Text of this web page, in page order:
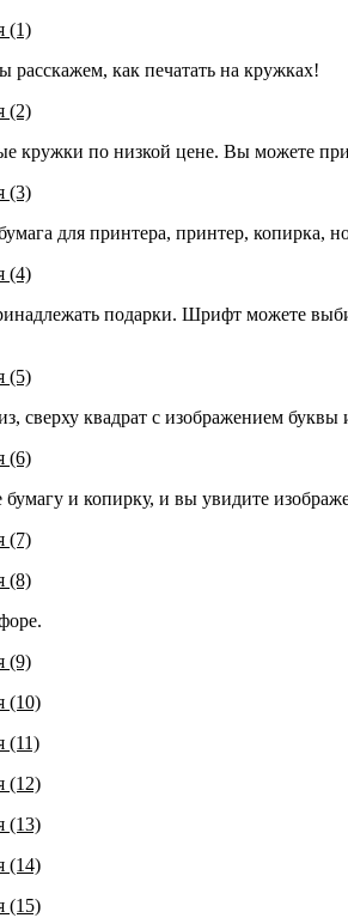
как печатать на кружках!
кружки по низкой цене. Вы можете
для принтера, принтер,
подарки. Шрифт можете
квадрат с изображением буквы
и копирку, и вы увидите